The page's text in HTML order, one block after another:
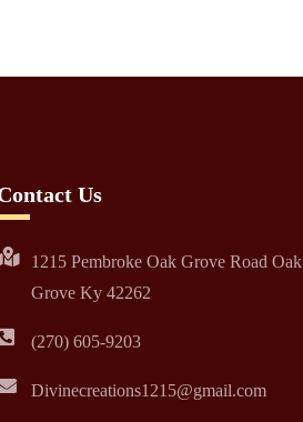
Us
1215 Pembroke Oak Grove Road Oak
Grove Ky 42262
(270) 605-9203
Divinecreations1215@gmail.com